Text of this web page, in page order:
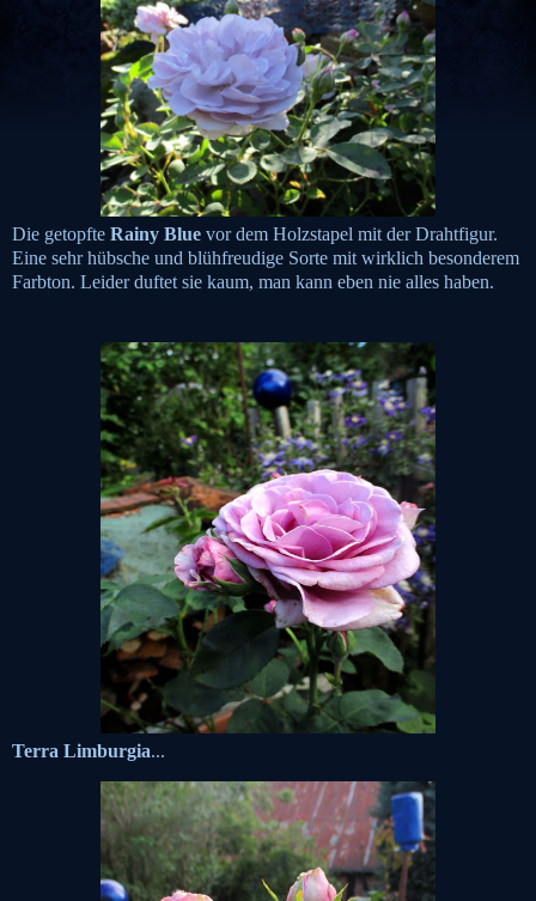
Die getopfte Rainy Blue vor dem Holzstapel mit der Drahtfigur.
Eine sehr hübsche und blühfreudige Sorte mit wirklich besonderem
Farbton. Leider duftet sie kaum, man kann eben nie alles haben.
Terra Limburgia...